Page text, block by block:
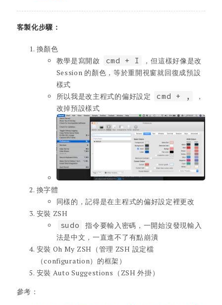
客製化步驟：
換顏色
教學是寫開啟
cmd + I
，但這樣好像是改
Session 的顏色，等於重開視窗就回復成預設
樣式
所以我是改主程式的偏好設定
cmd + ,
，
改掉預設樣式
換字體
同樣的，記得是在主程式的偏好設定裡更改
安裝 ZSH
sudo
指令要輸入密碼，一開始沒發現輸入
法是中文，一直進不了有點崩潰
安裝 Oh My ZSH（管理 ZSH 設定檔
（configuration）的框架）
安裝 Auto Suggestions（ZSH 外掛）
參考：